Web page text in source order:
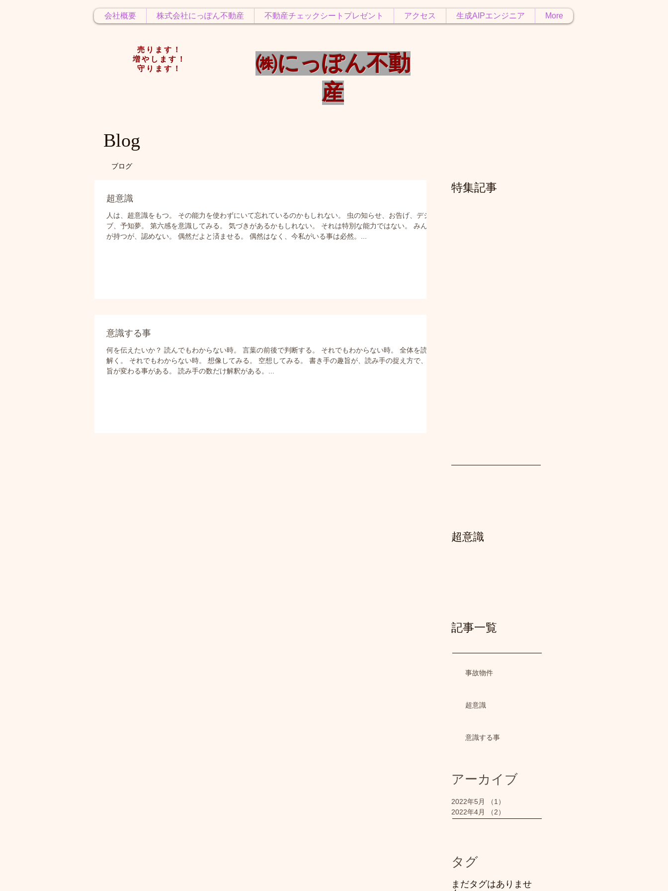
会社概要 株式会社にっぽん不動産 不動産チェックシートプレゼント アクセス 生成AIPエンジニア More
売ります！
増やします！
守ります！
㈱にっぽん不動
産
Blog
ブログ
超意識
人は、超意識をもつ。 その能力を使わずにいて忘れているのかもしれない。 虫の知らせ、お告げ、デジャ
ブ、予知夢。 第六感を意識してみる。 気づきがあるかもしれない。 それは特別な能力ではない。 みんな
が持つが、認めない。 偶然だよと済ませる。 偶然はなく、今私がいる事は必然。...
意識する事
何を伝えたいか？ 読んでもわからない時。 言葉の前後で判断する。 それでもわからない時。 全体を読み
解く。 それでもわからない時。 想像してみる。 空想してみる。 書き手の趣旨が、読み手の捉え方で、 趣
旨が変わる事がある。 読み手の数だけ解釈がある。...
特集記事
超意識
記事一覧
事故物件
超意識
意識する事
アーカイブ
2022年5月 （1）
2022年4月
（2）
タグ
まだタグはありませ